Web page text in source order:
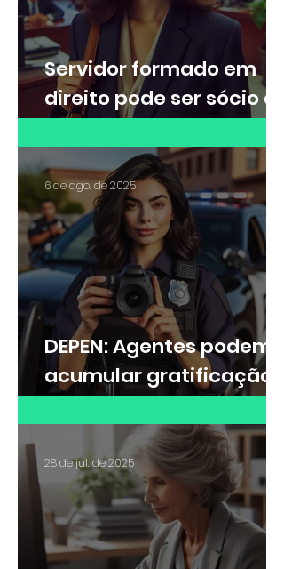
Servidor formado em
direito pode ser sócio de
escritório de advocacia?
DEPEN: Agentes podem
acumular gratificação
de Raio-X e adicional de
insalubridade?
6 de ago. de 2025
28 de jul. de 2025